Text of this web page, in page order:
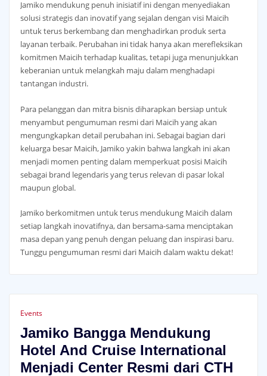
Jamiko mendukung penuh inisiatif ini dengan menyediakan
solusi strategis dan inovatif yang sejalan dengan visi Maicih
untuk terus berkembang dan menghadirkan produk serta
layanan terbaik. Perubahan ini tidak hanya akan merefleksikan
komitmen Maicih terhadap kualitas, tetapi juga menunjukkan
keberanian untuk melangkah maju dalam menghadapi
tantangan industri.
Para pelanggan dan mitra bisnis diharapkan bersiap untuk
menyambut pengumuman resmi dari Maicih yang akan
mengungkapkan detail perubahan ini. Sebagai bagian dari
keluarga besar Maicih, Jamiko yakin bahwa langkah ini akan
menjadi momen penting dalam memperkuat posisi Maicih
sebagai brand legendaris yang terus relevan di pasar lokal
maupun global.
Jamiko berkomitmen untuk terus mendukung Maicih dalam
setiap langkah inovatifnya, dan bersama-sama menciptakan
masa depan yang penuh dengan peluang dan inspirasi baru.
Tunggu pengumuman resmi dari Maicih dalam waktu dekat!
Events
Jamiko Bangga Mendukung
Hotel And Cruise International
Menjadi Center Resmi dari CTH